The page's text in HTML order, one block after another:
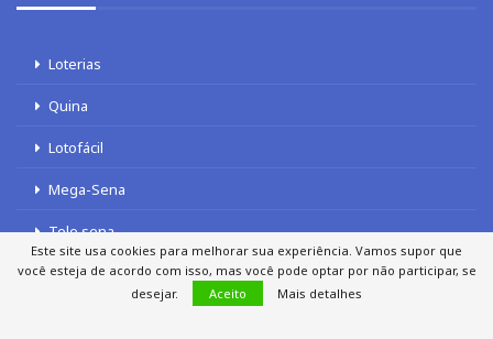
Loterias
Quina
Lotofácil
Mega-Sena
Tele sena
Este site usa cookies para melhorar sua experiência. Vamos supor que
você esteja de acordo com isso, mas você pode optar por não participar, se
desejar.
Aceito Mais detalhes